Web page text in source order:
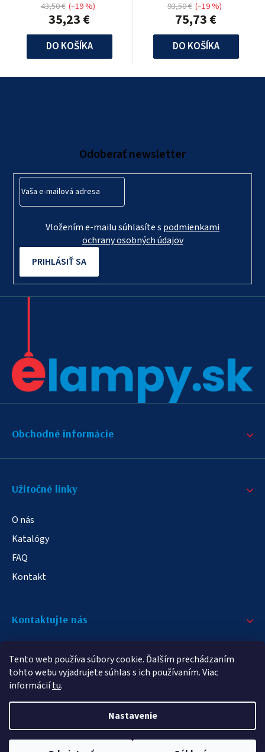
Tento web používa súbory cookie. Ďalším prechádzaním
tohto webu vyjadrujete súhlas s ich používaním. Viac
informáciítu.
Nastavenie
35,23 €
43,50 € (–19 %)
DO KOŠÍKA
75,73 €
93,50 € (–19 %)
DO KOŠÍKA
Odoberať newsletter
Vložením e-mailu súhlasíte s podmienkami
ochrany osobných údajov
PRIHLÁSIŤ SA
Obchodné informácie
Užitočné linky
O nás
Katalógy
FAQ
Kontakt
Kontaktujte nás
info@elampa.sk
elampy.sk. Všetky práva vyhradené.